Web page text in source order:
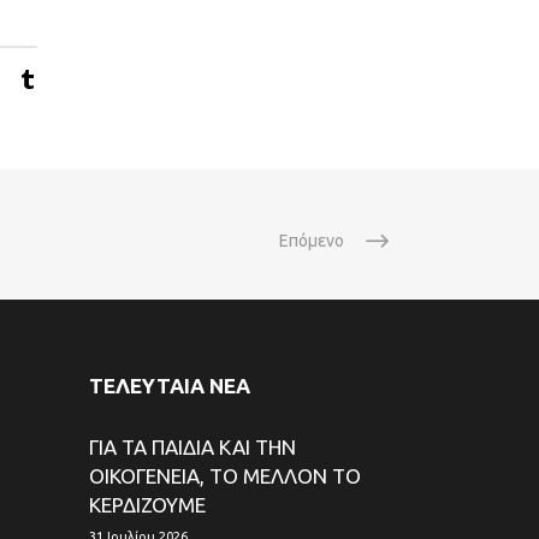
Επόμενο
ΤΕΛΕΥΤΑΙΑ ΝΕΑ
ΓΙΑ ΤΑ ΠΑΙΔΙΑ ΚΑΙ ΤΗΝ
ΟΙΚΟΓΕΝΕΙΑ, ΤΟ ΜΕΛΛΟΝ ΤΟ
ΚΕΡΔΙΖΟΥΜΕ
31 Ιουλίου 2026